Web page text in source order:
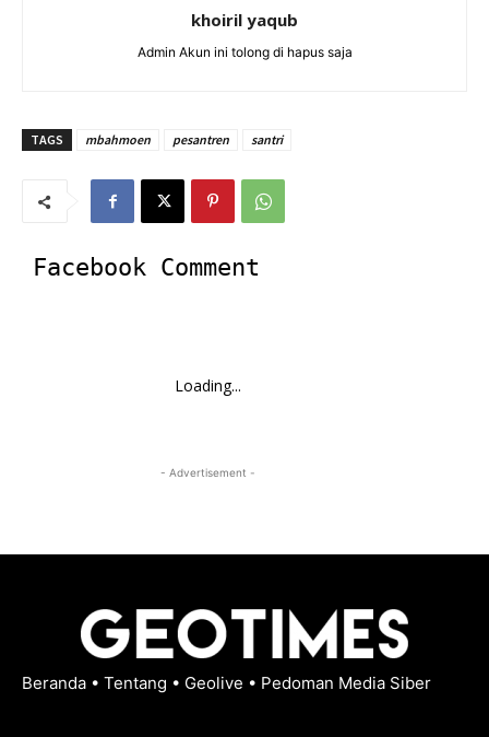
khoiril yaqub
Admin Akun ini tolong di hapus saja
TAGS mbahmoen pesantren santri
Facebook Comment
Loading...
- Advertisement -
Beranda • Tentang • Geolive • Pedoman Media Siber